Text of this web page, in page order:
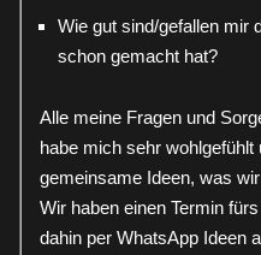
Wie gut sind/gefallen mir
schon gemacht hat?
Alle meine Fragen und
habe mich sehr wohlgefühlt
gemeinsame Ideen, was
Wir haben einen Termin
dahin per WhatsApp Ideen